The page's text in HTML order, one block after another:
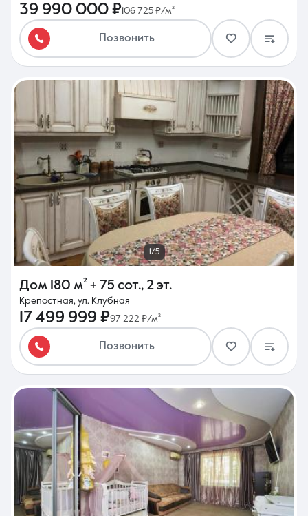
39 990 000 ₽ 106 725 ₽/м²
Позвонить
1/5
Дом 180 м² + 75 сот., 2 эт.
Крепостная, ул. Клубная
17 499 999 ₽97 222 ₽/м²
Позвонить